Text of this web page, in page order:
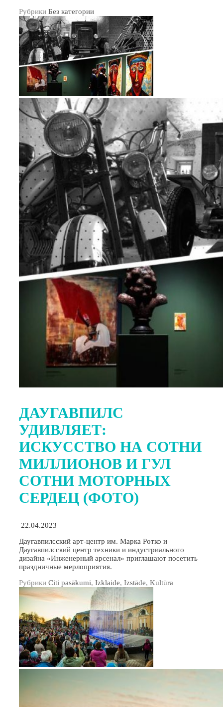
Рубрики Без категории
ДАУГАВПИЛС
УДИВЛЯЕТ:
ИСКУССТВО НА СОТНИ
МИЛЛИОНОВ И ГУЛ
СОТНИ МОТОРНЫХ
СЕРДЕЦ (ФОТО)
22.04.2023
Даугавпилсский арт-центр им. Марка Ротко и
Даугавпилсский центр техники и индустриального
дизайна «Инженерный арсенал» приглашают посетить
праздничные мерлоприятия.
Рубрики Citi pasākumi, Izklaide, Izstāde, Kultūra